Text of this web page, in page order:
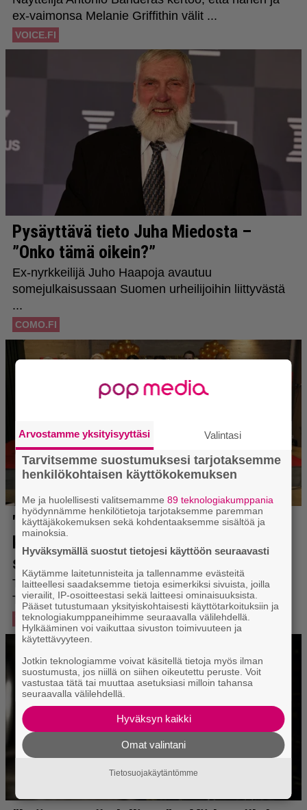
Arvostamme yksityisyyttäsi Valintasi
Tarvitsemme suostumuksesi tarjotaksemme
henkilökohtaisen käyttökokemuksen
Me ja huolellisesti valitsemamme89 teknologiakumppania
hyödynnämme henkilötietoja tarjotaksemme paremman
käyttäjäkokemuksen sekä kohdentaaksemme sisältöä ja
mainoksia.
Hyväksymällä suostut tietojesi käyttöön seuraavasti
Käytämme laitetunnisteita ja tallennamme evästeitä
laitteellesi saadaksemme tietoja esimerkiksi sivuista, joilla
vierailit, IP-osoitteestasi sekä laitteesi ominaisuuksista.
Pääset tutustumaan yksityiskohtaisesti käyttötarkoituksiin ja
teknologiakumppaneihimme seuraavalla välilehdellä.
Hylkääminen voi vaikuttaa sivuston toimivuuteen ja
käytettävyyteen.
Jotkin teknologiamme voivat käsitellä tietoja myös ilman
suostumusta, jos niillä on siihen oikeutettu peruste. Voit
vastustaa tätä tai muuttaa asetuksiasi milloin tahansa
seuraavalla välilehdellä.
Hyväksyn kaikki
Omat valintani
Tietosuojakäytäntömme